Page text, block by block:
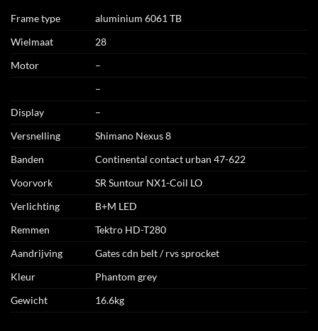
Frame type
aluminium 6061 TB
Wielmaat
28
Motor
–
–
Display
–
Versnelling
Shimano Nexus 8
Banden
Continental contact urban 47-622
Voorvork
SR Suntour NX1-Coil LO
Verlichting
B+M LED
Remmen
Tektro HD-T280
Aandrijving
Gates cdn belt / rvs sprocket
Kleur
Phantom grey
Gewicht
16.6kg